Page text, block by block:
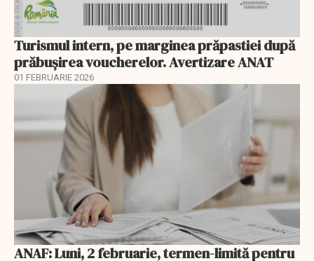
Turismul intern, pe marginea prăpastiei după
prăbușirea voucherelor. Avertizare ANAT
01 FEBRUARIE 2026
ANAF: Luni, 2 februarie, termen-limită pentru